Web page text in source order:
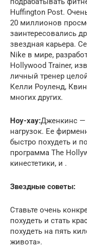
Huffington Post.
20 миллионов
заинтересовались
звездная карьера.
Nike в мире,
Hollywood Trainer,
личный тренер
Келли Роуленд,
многих других.
Ноу-хау:Дженкинс —
нагрузок. Ее
быстро похудеть и
программа The
кинестетики, и .
Звездные советы:
Ставьте очень
похудеть и стать
похудеть на пять
живота».